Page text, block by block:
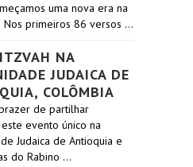
uma nova era na
Nos primeiros 86 versos …
NA
JUDAICA DE
COLÔMBIA
de partilhar
evento único na
Judaica de Antioquia e
do Rabino …